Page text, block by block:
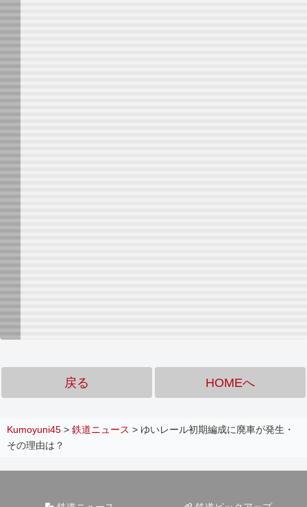
戻る HOMEへ
Kumoyuni45 > 鉄道ニュース > ゆいレール初期編成に廃車が発生・
その理由は？